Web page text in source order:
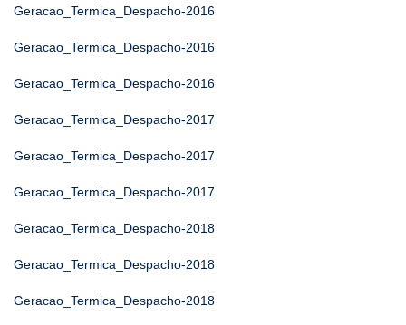
Geracao_Termica_Despacho-2016
Geracao_Termica_Despacho-2016
Geracao_Termica_Despacho-2016
Geracao_Termica_Despacho-2017
Geracao_Termica_Despacho-2017
Geracao_Termica_Despacho-2017
Geracao_Termica_Despacho-2018
Geracao_Termica_Despacho-2018
Geracao_Termica_Despacho-2018